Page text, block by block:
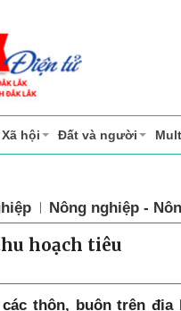
hội Đất và người
Nông nghiệp -
hoạch tiêu
thôn, buôn trên địa